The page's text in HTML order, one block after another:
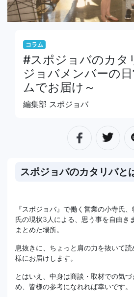
コラム
#スポジョバのカタ
ジョバメンバーの
ムでお届け～
編集部 スポジョバ
スポジョバのカタリバと
『スポジョバ』で働く営業の小寺氏
氏の現状3人による、思う事を自由き
まとめた場所。
息抜きに、ちょっと肩の力を抜いて
様にお届けします。
とはいえ、中身は商談・取材での気
め、皆様の参考になれれば幸いです。